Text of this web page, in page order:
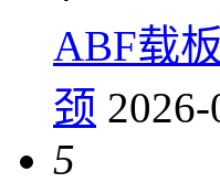
ABF载
颈
5